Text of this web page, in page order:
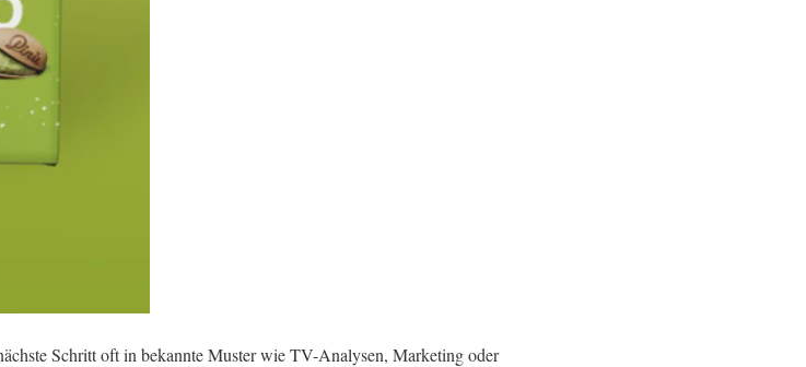
Schritt oft in bekannte Muster wie TV-Analysen, Marketing oder